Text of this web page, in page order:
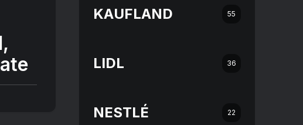
KAUFLAND 55
LIDL 36
NESTLÉ 22